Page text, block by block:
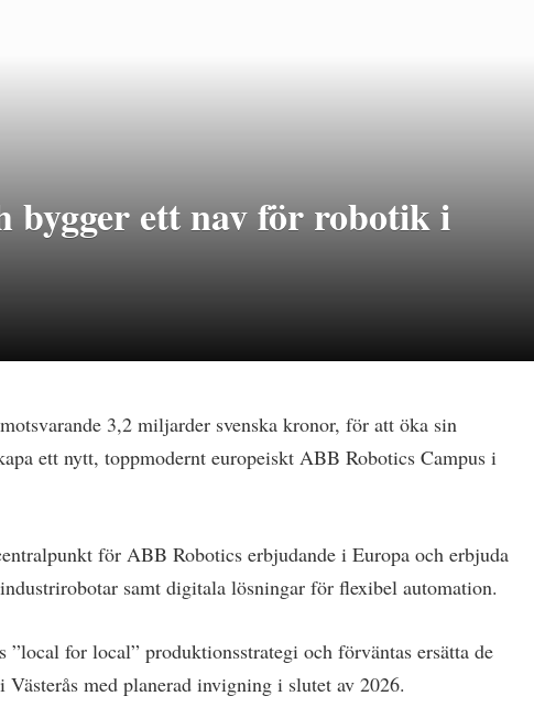
bygger ett nav för robotik i
3,2 miljarder svenska kronor, för att öka sin
ett nytt, toppmodernt europeiskt ABB Robotics Campus i
för ABB Robotics erbjudande i Europa och erbjuda
samt digitala lösningar för flexibel automation.
”local for local” produktionsstrategi och förväntas ersätta de
med planerad invigning i slutet av 2026.